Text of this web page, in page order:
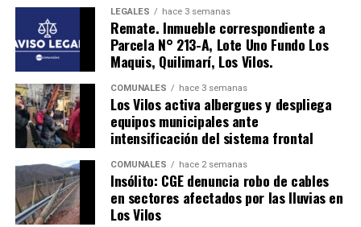
LEGALES hace 3 semanas
Remate. Inmueble correspondiente a
Parcela N° 213-A, Lote Uno Fundo Los
Maquis, Quilimarí, Los Vilos.
COMUNALES hace 3 semanas
Los Vilos activa albergues y despliega
equipos municipales ante
intensificación del sistema frontal
COMUNALES hace 2 semanas
Insólito: CGE denuncia robo de cables
en sectores afectados por las lluvias en
Los Vilos